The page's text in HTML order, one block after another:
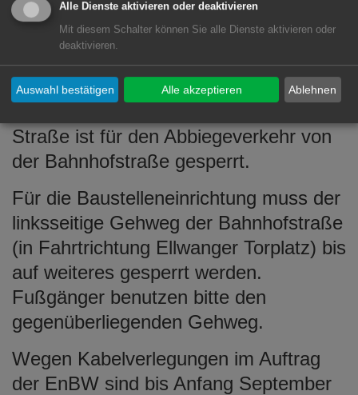
Bauarbeiten für denNeubau der VR-
ist für die Wilhelm-Zapf-Straße
bis auf weiteres eine
Einbahnstraßenregelung in Richtung
Straße ist für den Abbiegeverkehr von
der Bahnhofstraße gesperrt.
Für die Baustelleneinrichtung muss der
linksseitige Gehweg der Bahnhofstraße
(in Fahrtrichtung Ellwanger Torplatz) bis
auf weiteres gesperrt werden.
Fußgänger benutzen bitte den
gegenüberliegenden Gehweg.
Wegen Kabelverlegungen im Auftrag
der EnBW sind bis Anfang September
Alle Dienste aktivieren oder deaktivieren
Mit diesem Schalter können Sie alle Dienste aktivieren oder
deaktivieren.
Ablehnen
Auswahl bestätigen Alle akzeptieren